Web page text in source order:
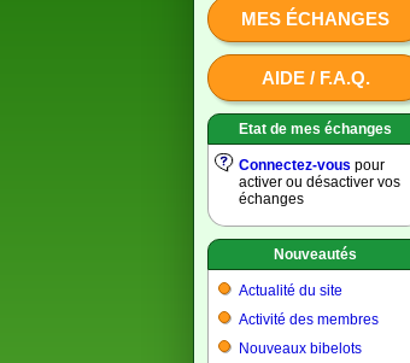
MES ÉCHANGES
AIDE / F.A.Q.
Etat de mes échanges
Connectez-vous pour
activer ou désactiver vos
échanges
Nouveautés
Actualité du site
Activité des membres
Nouveaux bibelots